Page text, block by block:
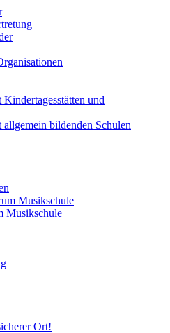
und
bildenden Schulen
Musikschule
Musikschule
Ort!